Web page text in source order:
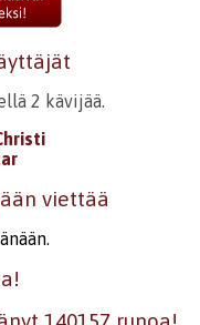
2 kävijää.
viettää